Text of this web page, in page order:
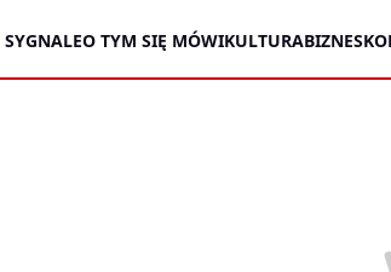
O TYM SIĘ MÓWIKULTURABIZNES